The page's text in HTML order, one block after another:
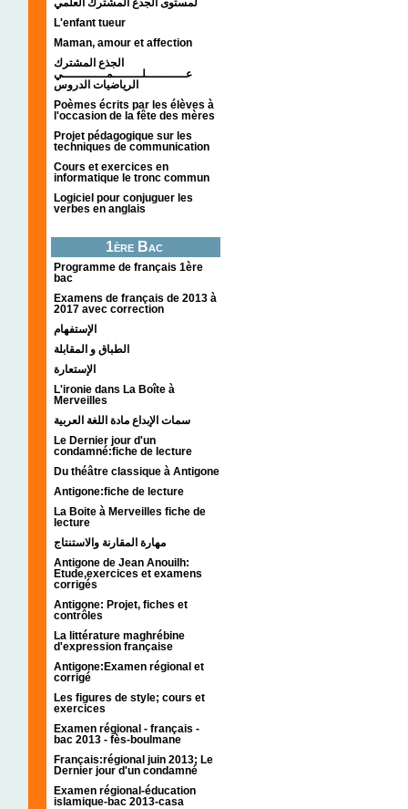
L'enfant tueur
Maman, amour et affection
الجذع المشترك
عـــــــــــلــــــــمــــــــــــي
الرياضيات الدروس
Poèmes écrits par les élèves à
l'occasion de la fête des mères
Projet pédagogique sur les
techniques de communication
Cours et exercices en
informatique le tronc commun
Logiciel pour conjuguer les
verbes en anglais
1ère Bac
Programme de français 1ère
bac
Examens de français de 2013 à
2017 avec correction
الإستفهام
الطباق و المقابلة
الإستعارة
L'ironie dans La Boîte à
Merveilles
سمات الإبداع مادة اللغة العربية
Le Dernier jour d'un
condamné:fiche de lecture
Du théâtre classique à Antigone
Antigone:fiche de lecture
La Boite à Merveilles fiche de
lecture
مهارة المقارنة والاستنتاج
Antigone de Jean Anouilh:
Etude,exercices et examens
corrigés
Antigone: Projet, fiches et
contrôles
La littérature maghrébine
d'expression française
Antigone:Examen régional et
corrigé
Les figures de style; cours et
exercices
Examen régional - français -
bac 2013 - fès-boulmane
Français:régional juin 2013; Le
Dernier jour d'un condamné
Examen régional-éducation
islamique-bac 2013-casa